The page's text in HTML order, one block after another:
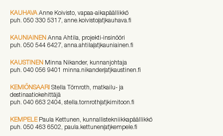
KAUHAVA Anne Koivisto, vapaa-aikapäällikkö
puh. 050 330 5317, anne.koivisto(at)kauhava.fi
KAUNIAINEN Anna Ahtila, projekti-insinööri
puh. 050 544 6427, anna.ahtila(at)kauniainen.fi
KAUSTINEN Minna Nikander, kunnanjohtaja
puh. 040 056 9401 minna.nikander(at)kaustinen.fi
KEMIÖNSAARI Stella Törnroth, matkailu- ja
destinaatiokehittäjä
puh. 040 663 2404, stella.tornroth(at)kimitoon.fi
KEMPELEPaula Kettunen, kunnallistekniikkapäällikkö
puh. 050 463 6502, paula.kettunen(at)kempele.fi